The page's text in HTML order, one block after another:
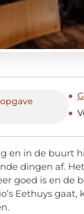
en in de buurt
dingen af.
goed is en de
Eethuys